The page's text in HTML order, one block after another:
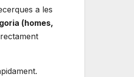
a les
(homes,